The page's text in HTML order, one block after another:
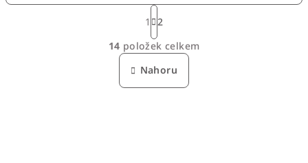
O
v
l
á
S
t
r
á
n
k
o
1
2
14 položek celkem
Nahoru